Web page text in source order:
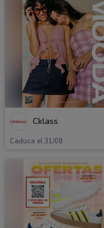
Cklass
Caduca el 31/08